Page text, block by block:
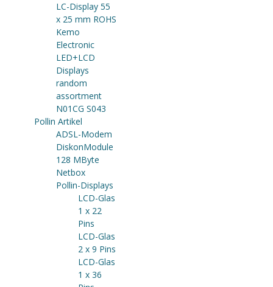
LC-Display 55
x 25 mm ROHS
Kemo
Electronic
LED+LCD
Displays
random
assortment
N01CG S043
Pollin Artikel
ADSL-Modem
DiskonModule
128 MByte
Netbox
Pollin-Displays
LCD-Glas
1 x 22
Pins
LCD-Glas
2 x 9 Pins
LCD-Glas
1 x 36